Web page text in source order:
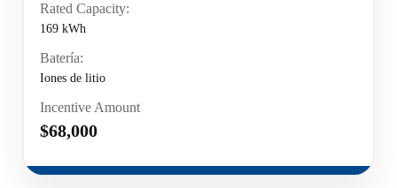
Rated Capacity:
169 kWh
Batería:
Iones de litio
Incentive Amount
$68,000